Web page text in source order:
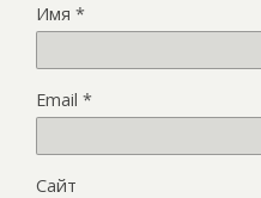
Имя *
Email *
Сайт